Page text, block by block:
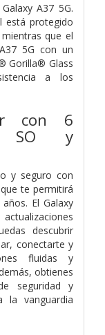
A37 5G.
está protegido
que el
5G con un
Gorilla® Glass
a los
con 6
SO y
y seguro con
te permitirá
El Galaxy
descubrir
conectarte y
fluidas y
obtienes
seguridad y
la vanguardia